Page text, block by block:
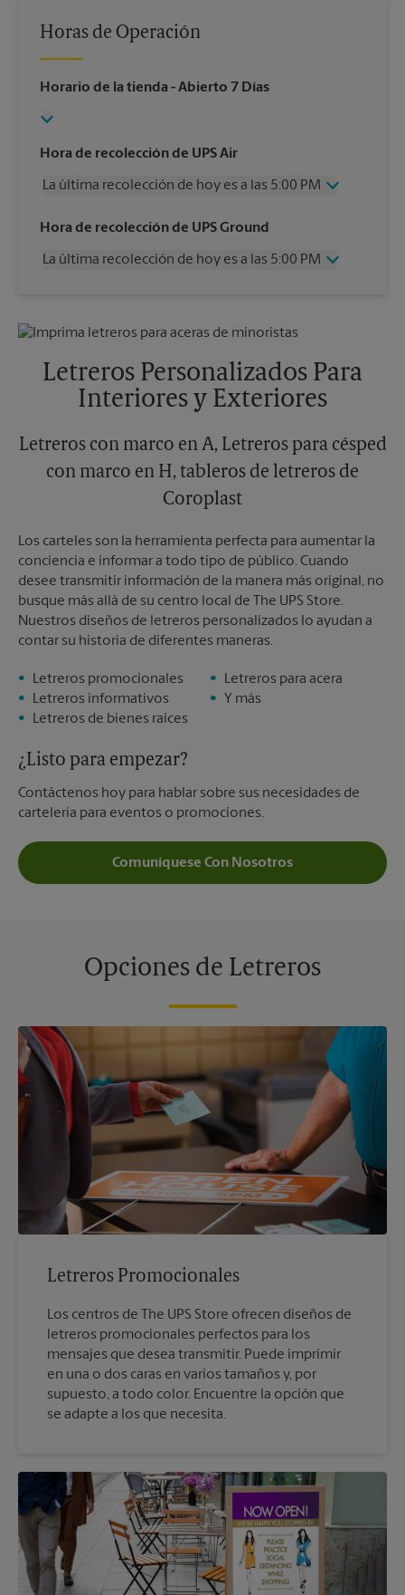
Horas de Operación
Horario de la tienda - Abierto 7 Días
Hora de recolección de UPS Air
La última recolección de hoy es a las 5:00 PM
Miércoles
5:00 PM
Viernes
5:00 PM
Lunes
Martes
5:00 PM
Hora de recolección de UPS Ground
La última recolección de hoy es a las 5:00 PM
Viernes
5:00 PM
Domingo
Sin Recolección
5:00 PM
Letreros Personalizados Para
Interiores y Exteriores
Letreros con marco en A, Letreros para césped
con marco en H, tableros de letreros de
Coroplast
Los carteles son la herramienta perfecta para aumentar la
conciencia e informar a todo tipo de público. Cuando
desee transmitir información de la manera más original, no
busque más allá de su centro local de The UPS Store.
Nuestros diseños de letreros personalizados lo ayudan a
contar su historia de diferentes maneras.
Letreros promocionales
Letreros informativos
Letreros de bienes raíces
Letreros para acera
Y más
¿Listo para empezar?
Contáctenos hoy para hablar sobre sus necesidades de
cartelería para eventos o promociones.
Comuníquese Con Nosotros
Opciones de Letreros
Letreros Promocionales
Los centros de The UPS Store ofrecen diseños de
letreros promocionales perfectos para los
mensajes que desea transmitir. Puede imprimir
en una o dos caras en varios tamaños y, por
supuesto, a todo color. Encuentre la opción que
se adapte a los que necesita.